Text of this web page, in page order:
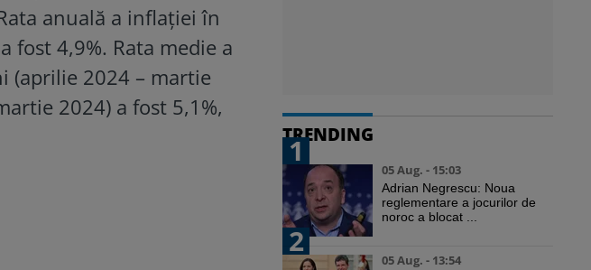
anuală a inflaţiei în
4,9%. Rata medie a
2024 – martie
2024) a fost 5,1%,
TRENDING
1
05 Aug. - 15:03
Adrian Negrescu: Noua
reglementare a jocurilor de
noroc a blocat ...
2
05 Aug. - 13:54